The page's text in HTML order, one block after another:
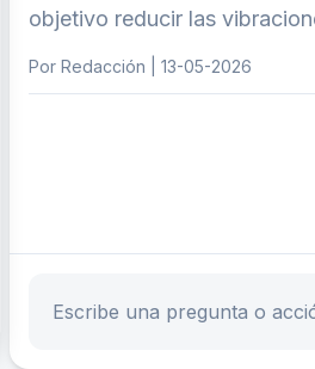
objetivo reducir las
Por Redacción | 13-05-2026
Escribe tu pregunta